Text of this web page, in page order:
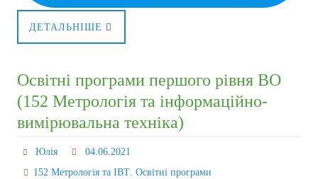
ДЕТАЛЬНІШЕ
Освітні програми першого рівня ВО
(152 Метрологія та інформаційно-
вимірювальна техніка)
Юлія
04.06.2021
152 Метрологія та ІВТ,Освітні програми